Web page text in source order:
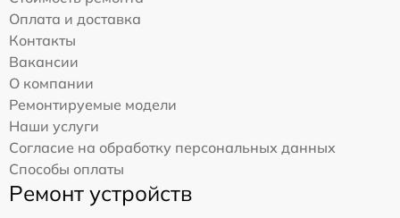
Оплата и доставка
Контакты
Вакансии
О компании
Ремонтируемые модели
Наши услуги
Согласие на обработку персональных данных
Способы оплаты
Ремонт устройств